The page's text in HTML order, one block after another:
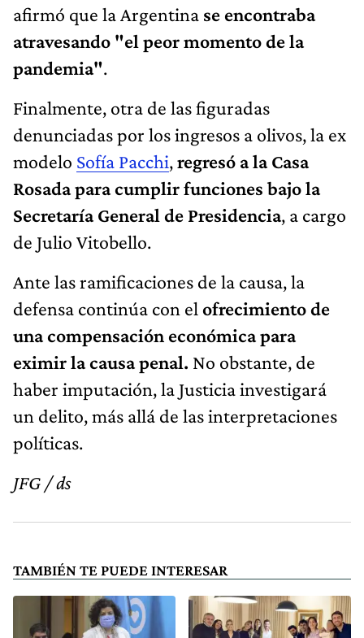
afirmó que la Argentina se encontraba
atravesando "el peor momento de la
pandemia".
Finalmente, otra de las figuradas
denunciadas por los ingresos a olivos, la ex
modelo Sofía Pacchi,regresó a la Casa
Rosada para cumplir funciones bajo la
Secretaría General de Presidencia, a cargo
de Julio Vitobello.
Ante las ramificaciones de la causa, la
defensa continúa con el ofrecimiento de
una compensación económica para
eximir la causa penal. No obstante, de
haber imputación, la Justicia investigará
un delito, más allá de las interpretaciones
políticas.
JFG / ds
TAMBIÉN TE PUEDE INTERESAR